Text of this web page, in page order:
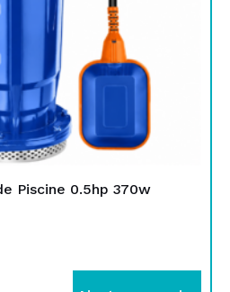
Piscine 0.5hp 370w